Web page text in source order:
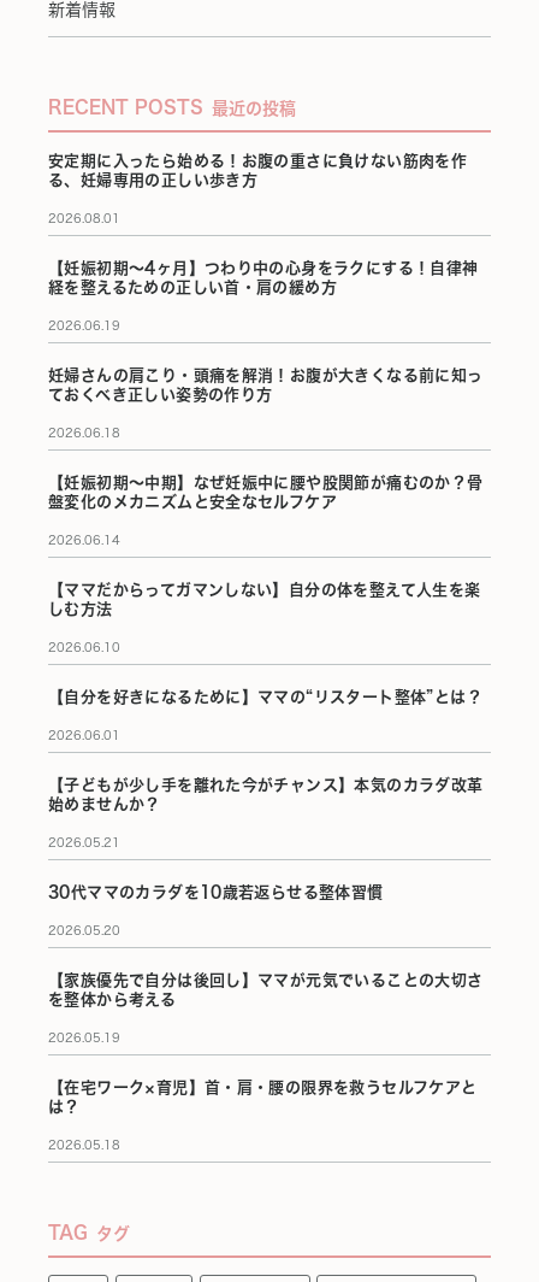
新着情報
RECENT POSTS 最近の投稿
安定期に入ったら始める！お腹の重さに負けない筋肉を作
る、妊婦専用の正しい歩き方
2026.08.01
【妊娠初期〜4ヶ月】つわり中の心身をラクにする！自律神
経を整えるための正しい首・肩の緩め方
2026.06.19
妊婦さんの肩こり・頭痛を解消！お腹が大きくなる前に知っ
ておくべき正しい姿勢の作り方
2026.06.18
【妊娠初期〜中期】なぜ妊娠中に腰や股関節が痛むのか？骨
盤変化のメカニズムと安全なセルフケア
2026.06.14
【ママだからってガマンしない】自分の体を整えて人生を楽
しむ方法
2026.06.10
【自分を好きになるために】ママの“リスタート整体”とは？
2026.06.01
【子どもが少し手を離れた今がチャンス】本気のカラダ改革
始めませんか？
2026.05.21
30代ママのカラダを10歳若返らせる整体習慣
2026.05.20
【家族優先で自分は後回し】ママが元気でいることの大切さ
を整体から考える
2026.05.19
【在宅ワーク×育児】首・肩・腰の限界を救うセルフケアと
は？
2026.05.18
TAG タグ